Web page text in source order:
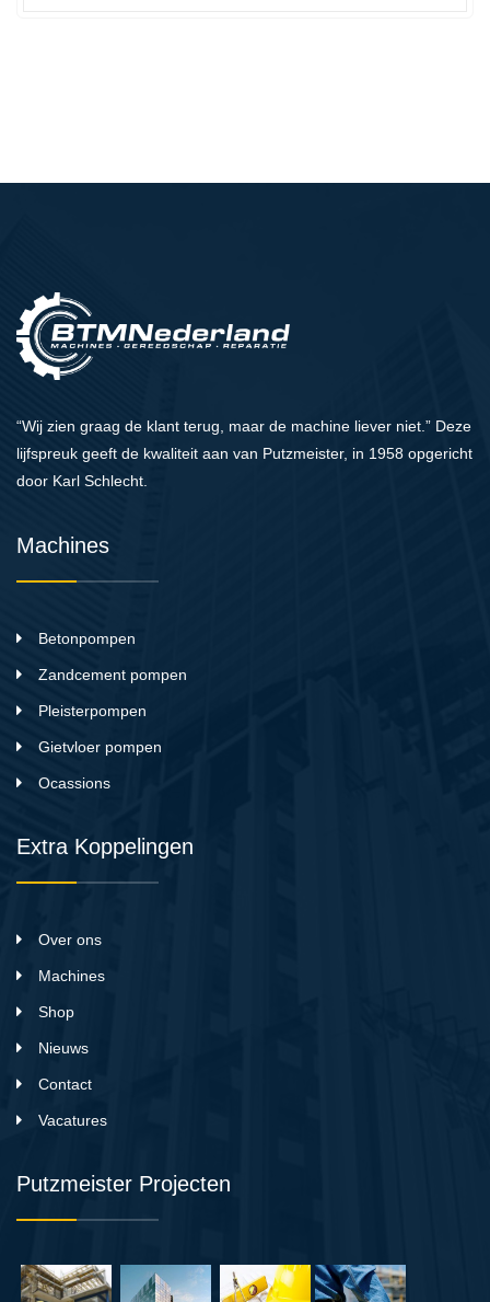
“Wij zien graag de klant terug, maar de machine liever niet.” Deze
lijfspreuk geeft de kwaliteit aan van Putzmeister, in 1958 opgericht
door Karl Schlecht.
Machines
Betonpompen
Zandcement pompen
Pleisterpompen
Gietvloer pompen
Ocassions
Extra Koppelingen
Over ons
Machines
Shop
Nieuws
Contact
Vacatures
Putzmeister Projecten